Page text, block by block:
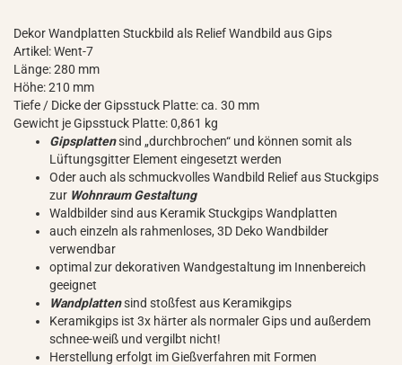
Dekor Wandplatten Stuckbild als Relief Wandbild aus Gips
Artikel: Went-7
Länge: 280 mm
Höhe: 210 mm
Tiefe / Dicke der Gipsstuck Platte: ca. 30 mm
Gewicht je Gipsstuck Platte: 0,861 kg
Gipsplattensind „durchbrochen“ und können somit als
Lüftungsgitter Element eingesetzt werden
Oder auch als schmuckvolles Wandbild Relief aus Stuckgips
zur Wohnraum Gestaltung
Waldbilder sind aus Keramik Stuckgips Wandplatten
auch einzeln als rahmenloses, 3D Deko Wandbilder
verwendbar
optimal zur dekorativen Wandgestaltung im Innenbereich
geeignet
Wandplattensind stoßfest aus Keramikgips
Keramikgips ist 3x härter als normaler Gips und außerdem
schnee-weiß und vergilbt nicht!
Herstellung erfolgt im Gießverfahren mit Formen